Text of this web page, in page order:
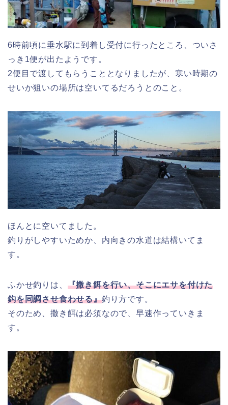
6時前頃に垂水駅に到着し受付に行ったところ、ついさ
っき1便が出たようです。
2便目で渡してもらうこととなりましたが、寒い時期の
せいか狙いの場所は空いてるだろうとのこと。
ほんとに空いてました。
釣りがしやすいためか、内向きの水道は結構いてま
す。
ふかせ釣りは、 『撒き餌を行い、そこにエサを付けた
鈎を同調させ食わせる』釣り方です。
そのため、撒き餌は必須なので、早速作っていきま
す。